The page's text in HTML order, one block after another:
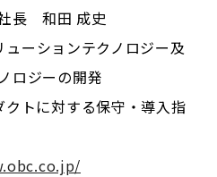
長 和田 成史
ューションテクノロジー及
ロジーの開発
対する保守・導入指